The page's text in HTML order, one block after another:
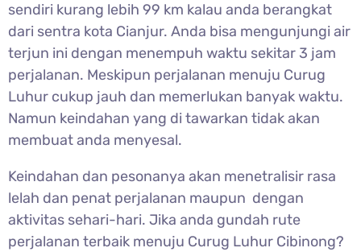
sendiri kurang lebih 99 km kalau anda berangkat
dari sentra kota Cianjur. Anda bisa mengunjungi air
terjun ini dengan menempuh waktu sekitar 3 jam
perjalanan. Meskipun perjalanan menuju Curug
Luhur cukup jauh dan memerlukan banyak waktu.
Namun keindahan yang di tawarkan tidak akan
membuat anda menyesal.
Keindahan dan pesonanya akan menetralisir rasa
lelah dan penat perjalanan maupun dengan
aktivitas sehari-hari. Jika anda gundah rute
perjalanan terbaik menuju Curug Luhur Cibinong?